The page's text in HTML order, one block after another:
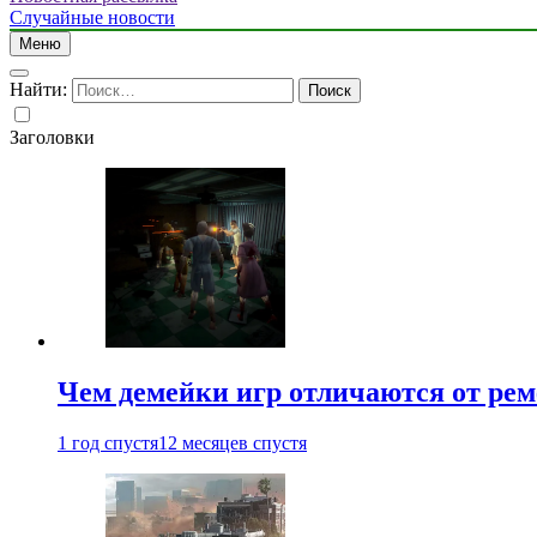
Случайные новости
Меню
Найти:
Заголовки
Чем демейки игр отличаются от
1 год спустя12 месяцев спустя